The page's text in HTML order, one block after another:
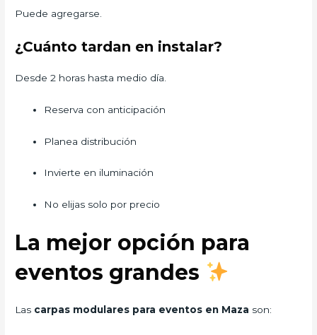
Puede agregarse.
¿Cuánto tardan en instalar?
Desde 2 horas hasta medio día.
Reserva con anticipación
Planea distribución
Invierte en iluminación
No elijas solo por precio
La mejor opción para
eventos grandes
Las carpas modulares para eventos en Maza son: